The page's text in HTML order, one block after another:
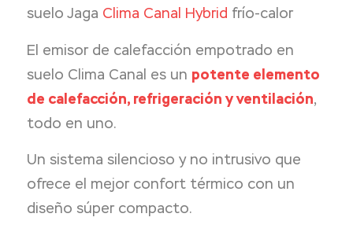
suelo Jaga Clima Canal Hybrid frío-calor
El emisor de calefacción empotrado en
suelo Clima Canal es un potente elemento
de calefacción, refrigeración y ventilación,
todo en uno.
Un sistema silencioso y no intrusivo que
ofrece el mejor confort térmico con un
diseño súper compacto.